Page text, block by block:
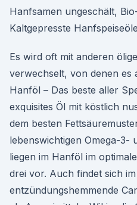
Hanfsamen ungeschält,
Kaltgepresste
Es wird oft mit anderen
verwechselt, von denen es
Hanföl – Das beste aller
exquisites Öl mit köstlich
dem besten
lebenswichtigen Omega-3-
liegen im Hanföl im
drei vor. Auch findet sich
entzündungshemmende